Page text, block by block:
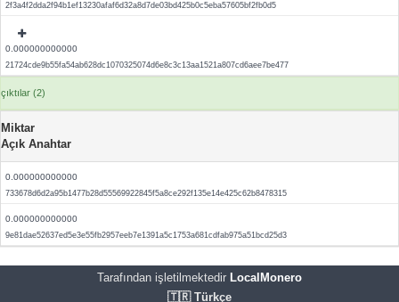
2f3a4f2dda2f94b1ef13230afaf6d32a8d7de03bd425b0c5eba57605bf2fb0d5
0.000000000000
21724cde9b55fa54ab628dc1070325074d6e8c3c13aa1521a807cd6aee7be477
çıktılar (2)
Miktar
Açık Anahtar
0.000000000000
733678d6d2a95b1477b28d55569922845f5a8ce292f135e14e425c62b8478315
0.000000000000
9e81dae52637ed5e3e55fb2957eeb7e1391a5c1753a681cdfab975a51bcd25d3
Tarafından işletilmektedir LocalMonero
🇹🇷 Türkçe